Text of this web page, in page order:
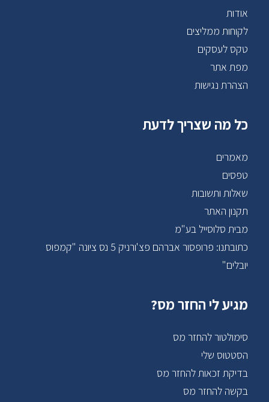
אודות
לקוחות ממליצים
טקס לעסקים
מפת אתר
הצהרת נגישות
כל מה שצריך לדעת
מאמרים
טפסים
שאלות ותשובות
תקנון האתר
מבית סלוסייל בע"מ
כתובתנו: פרופסור אברהם פצ'ורניק 5 נס ציונה "קמפוס
יובלים"
מגיע לי החזר מס?
סימולטור להחזר מס
הסטטוס שלי
בדיקת זכאות להחזר מס
בקשה להחזר מס